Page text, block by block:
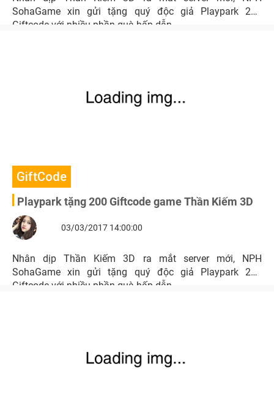
SohaGame xin gửi tặng quý độc giả Playpark 200
Giftcode với nhiều phần quà hấp dẫn.
GiftCode
Playpark tặng 200 Giftcode game Thần Kiếm 3D
03/03/2017 14:00:00
Nhân dịp Thần Kiếm 3D ra mắt server mới, NPH
SohaGame xin gửi tặng quý độc giả Playpark 200
Giftcode với nhiều phần quà hấp dẫn.